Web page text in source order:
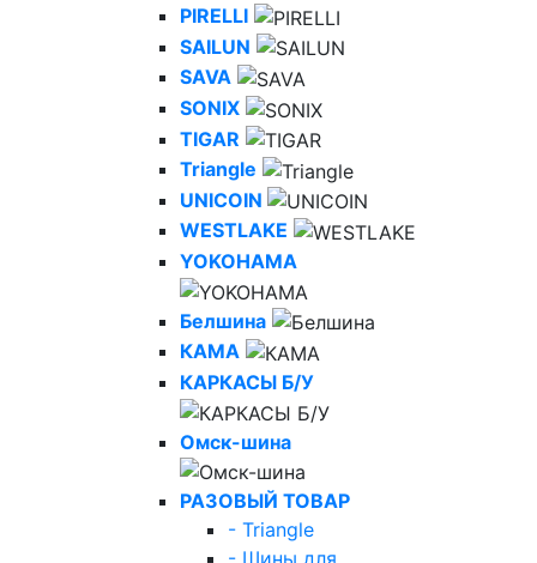
PIRELLI
SAILUN
SAVA
SONIX
TIGAR
Triangle
UNICOIN
WESTLAKE
YOKOHAMA
Белшина
КАМА
КАРКАСЫ Б/У
Омск-шина
РАЗОВЫЙ ТОВАР
- Triangle